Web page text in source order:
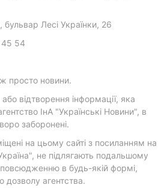
Лесі Українки, 26
54
просто новини.
відтворення інформації, яка
ІнА "Українські Новини", в
заборонені.
на цьому сайті з посиланням на
не підлягають подальшому
в будь-якій формі,
дозволу агентства.